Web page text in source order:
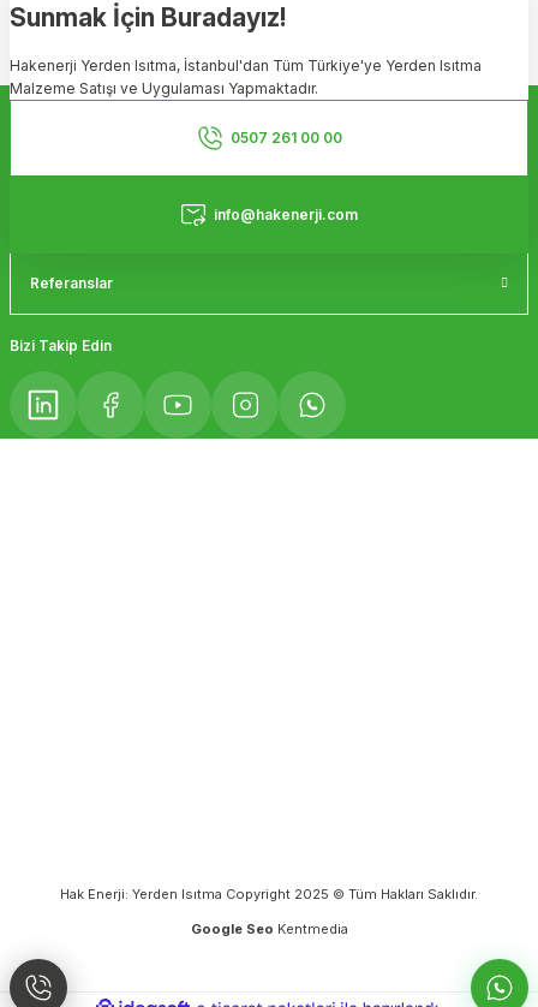
Ürün resmi kalitesiz, bozuk veya görüntülenemiyor.
Ürün açıklamasında eksik bilgiler bulunuyor.
Ürün bilgilerinde hatalar bulunuyor.
Ürün fiyatı diğer sitelerden daha pahalı.
Bu ürüne benzer farklı alternatifler olmalı.
Sunmak İçin Buradayız!
Hakenerji Yerden Isıtma, İstanbul'dan Tüm Türkiye'ye Yerden Isıtma
Malzeme Satışı ve Uygulaması Yapmaktadır.
0507 261 00 00
info@hakenerji.com
Referanslar
Bizi Takip Edin
Hak Enerji: Yerden Isıtma Copyright 2025 © Tüm Hakları Saklıdır.
Google Seo Kentmedia